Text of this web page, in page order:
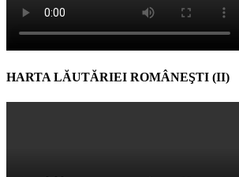
HARTA LĂUTĂRIEI ROMÂNEŞTI (II)